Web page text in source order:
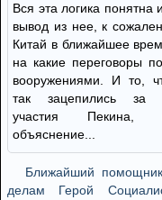
Вся эта логика понятна
вывод из нее, к
Китай в ближайшее
на какие переговоры
вооружениями. И то,
так зацепились за
участия Пекина,
объяснение...
Ближайший
делам Герой